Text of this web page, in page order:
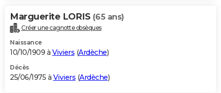
Marguerite LORIS (65 ans)
Créer une cagnotte obsèques
Naissance
10/10/1909 à Viviers (Ardèche)
Décès
25/06/1975 à Viviers (Ardèche)